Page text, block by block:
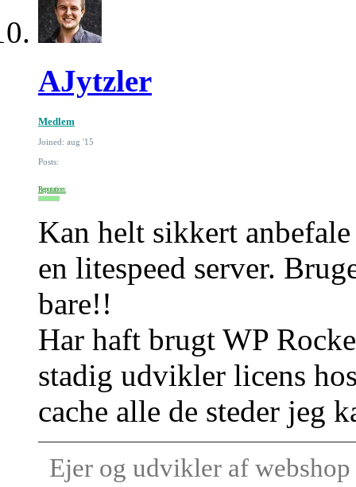
AJytzler
Medlem
Joined: aug '15
Posts:
Reputation:
Kan helt sikkert
en litespeed server.
bare!!
Har haft brugt WP
stadig udvikler licens
cache alle de steder jeg
Ejer og udvikler af